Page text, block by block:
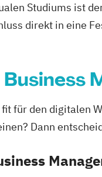
Studiums ist
direkt in eine
für den digitalen
Dann